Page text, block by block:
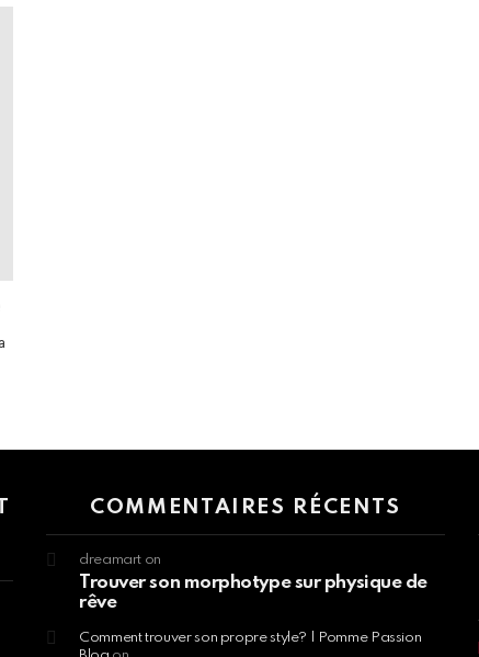
COMMENTAIRES RÉCENTS
dreamart on
Trouver son morphotype sur physique de
rêve
Comment trouver son propre style? | Pomme Passion